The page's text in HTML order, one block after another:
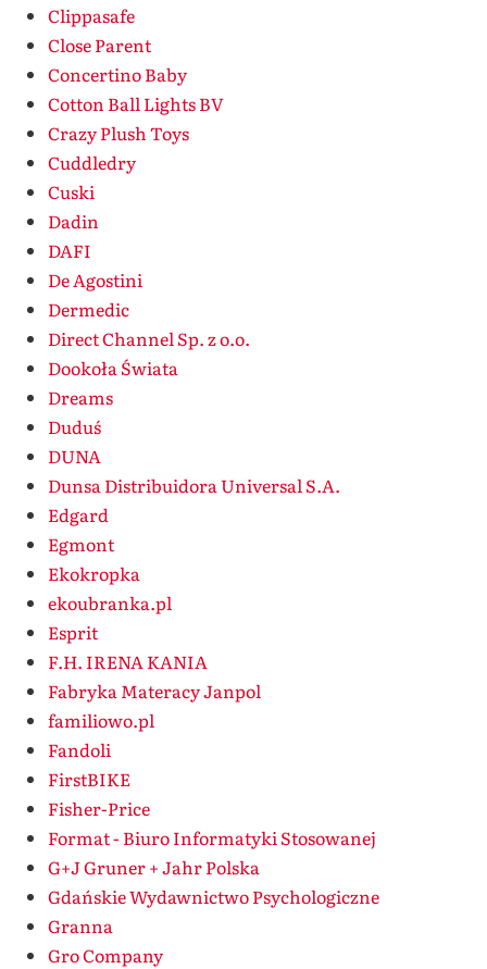
Clippasafe
Close Parent
Concertino Baby
Cotton Ball Lights BV
Crazy Plush Toys
Cuddledry
Cuski
Dadin
DAFI
De Agostini
Dermedic
Direct Channel Sp. z o.o.
Dookoła Świata
Dreams
Duduś
DUNA
Dunsa Distribuidora Universal S.A.
Edgard
Egmont
Ekokropka
ekoubranka.pl
Esprit
F.H. IRENA KANIA
Fabryka Materacy Janpol
familiowo.pl
Fandoli
FirstBIKE
Fisher-Price
Format - Biuro Informatyki Stosowanej
G+J Gruner + Jahr Polska
Gdańskie Wydawnictwo Psychologiczne
Granna
Gro Company